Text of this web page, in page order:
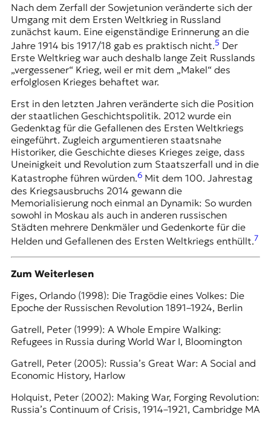
Nach dem Zerfall der Sowjetunion veränderte sich der
Umgang mit dem Ersten Weltkrieg in Russland
zunächst kaum. Eine eigenständige Erinnerung an die
Jahre 1914 bis 1917/18 gab es praktisch nicht.5 Der
Erste Weltkrieg war auch deshalb lange Zeit Russlands
„vergessener“ Krieg, weil er mit dem „Makel“ des
erfolglosen Krieges behaftet war.
Erst in den letzten Jahren veränderte sich die Position
der staatlichen Geschichtspolitik. 2012 wurde ein
Gedenktag für die Gefallenen des Ersten Weltkriegs
eingeführt. Zugleich argumentieren staatsnahe
Historiker, die Geschichte dieses Krieges zeige, dass
Uneinigkeit und Revolution zum Staatszerfall und in die
Katastrophe führen würden.6Mit dem 100. Jahrestag
des Kriegsausbruchs 2014 gewann die
Memorialisierung noch einmal an Dynamik: So wurden
sowohl in Moskau als auch in anderen russischen
Städten mehrere Denkmäler und Gedenkorte für die
Helden und Gefallenen des Ersten Weltkriegs enthüllt.7
Zum Weiterlesen
Figes, Orlando (1998): Die Tragödie eines Volkes: Die
Epoche der Russischen Revolution 1891–1924, Berlin
Gatrell, Peter (1999): A Whole Empire Walking:
Refugees in Russia during World War I, Bloomington
Gatrell, Peter (2005): Russia’s Great War: A Social and
Economic History, Harlow
Holquist, Peter (2002): Making War, Forging Revolution:
Russia’s Continuum of Crisis, 1914–1921, Cambridge MA